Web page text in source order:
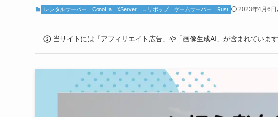
レンタルサーバー ConoHa XServer ロリポップ ゲームサーバー Rust 2023年4月6日
当サイトには「アフィリエイト広告」や「画像生成AI」が含まれています